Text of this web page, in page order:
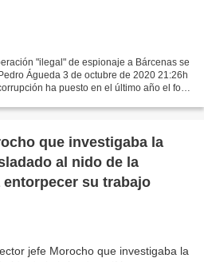
"ilegal" de espionaje a Bárcenas se
Águeda 3 de octubre de 2020 21:26h
ha puesto en el último año el foco
que investigaba la
al nido de la
su trabajo